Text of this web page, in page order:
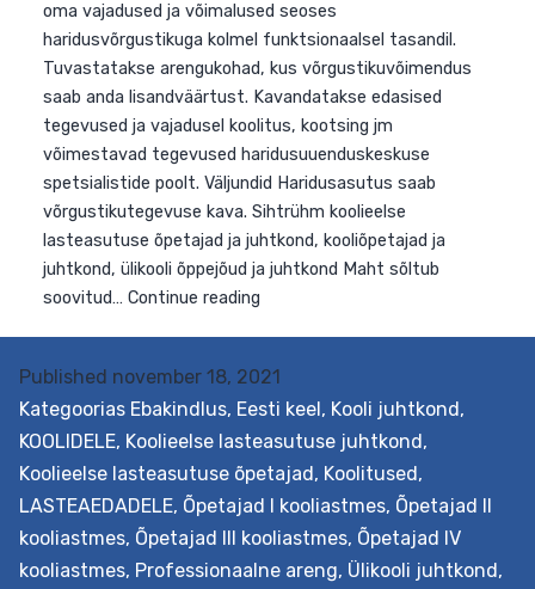
Eesmärk Sekkumine aitab haridusasutusel kaardistada
oma vajadused ja võimalused seoses
haridusvõrgustikuga kolmel funktsionaalsel tasandil.
Tuvastatakse arengukohad, kus võrgustikuvõimendus
saab anda lisandväärtust. Kavandatakse edasised
tegevused ja vajadusel koolitus, kootsing jm
võimestavad tegevused haridusuuenduskeskuse
spetsialistide poolt. Väljundid Haridusasutus saab
võrgustikutegevuse kava. Sihtrühm koolieelse
soovitud…Continue reading
kompassi
toetuspakett
Published november 18, 2021
Kategoorias Ebakindlus, Eesti keel, Kooli juhtkond,
KOOLIDELE, Koolieelse lasteasutuse juhtkond,
Koolieelse lasteasutuse õpetajad, Koolitused,
LASTEAEDADELE, Õpetajad I kooliastmes, Õpetajad II
kooliastmes, Õpetajad III kooliastmes, Õpetajad IV
kooliastmes, Professionaalne areng, Ülikooli juhtkond,